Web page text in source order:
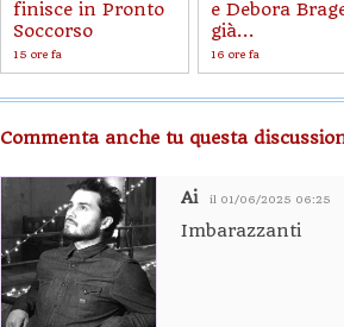
finisce in Pronto
Soccorso
15 ore fa
e Debora
già...
16 ore fa
Commenta anche tu questa
Ai il 01/06/2025 06:25
Imbarazzanti